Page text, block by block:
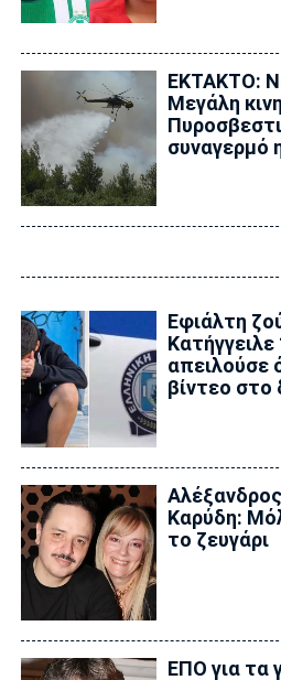
ΕΚΤΑΚΤΟ:
Μεγάλη
συναγερμό
Εφιάλτη
απειλούσε
βίντεο στο
Καρύδη:
το ζευγάρι
ΕΠΟ για τα